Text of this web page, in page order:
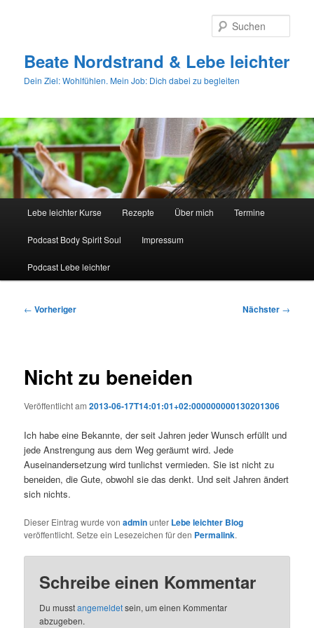
Beate Nordstrand & Lebe leichter
Dein Ziel: Wohlfühlen. Mein Job: Dich dabei zu begleiten
Lebe leichter Kurse Rezepte Über mich Termine
Podcast Body Spirit Soul Impressum
Podcast Lebe leichter
Beitragsnavigation
← Vorheriger Nächster →
Nicht zu beneiden
Veröffentlicht am2013-06-17T14:01:01+02:000000000130201306
Ich habe eine Bekannte, der seit Jahren jeder Wunsch erfüllt und
jede Anstrengung aus dem Weg geräumt wird. Jede
Auseinandersetzung wird tunlichst vermieden. Sie ist nicht zu
beneiden, die Gute, obwohl sie das denkt. Und seit Jahren ändert
sich nichts.
Dieser Eintrag wurde vonadminunter Lebe leichter Blog
veröffentlicht. Setze ein Lesezeichen für den Permalink.
Schreibe einen Kommentar
Du musstangemeldetsein, um einen Kommentar
abzugeben.